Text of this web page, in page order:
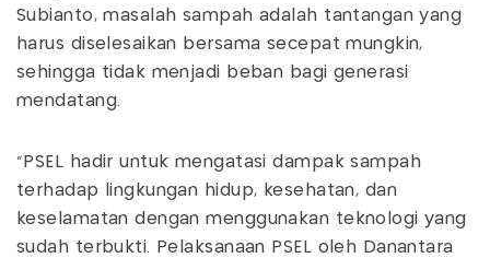
Subianto, masalah sampah adalah tantangan yang
harus diselesaikan bersama secepat mungkin,
sehingga tidak menjadi beban bagi generasi
mendatang.
"PSEL hadir untuk mengatasi dampak sampah
terhadap lingkungan hidup, kesehatan, dan
keselamatan dengan menggunakan teknologi yang
sudah terbukti. Pelaksanaan PSEL oleh Danantara